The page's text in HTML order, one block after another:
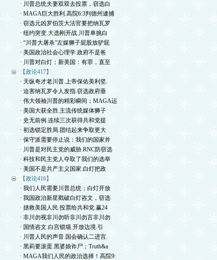
· 川普总统夫妻双双去投票，窃选白
· MAGA巨大胜利.高院6:3判德州逮捕
· 窃选元凶罗伯茨大法官要把纳瓦罗
· 纽约突变.大选刚开战.川普单挑白
· “川普大屠杀”左媒狮子屁股放驴屁
· 美国政治社会心理学.政府不是爸
· 川普对白灯；新美国：有罪，直至
【政论417】
· 天纵奇才老川普.上帝保佑美利坚.
· 迫害纳瓦罗令人发指.窃选政府垂
· 伟大领袖川普的精彩瞬间；MAGA运
· 美国大获全胜.主流传统媒体狮子
· 史无前例.连续三次获得共和党提
· 初选锁定胜局.团结起来争取更大
· 保守派需要停止说：我们的国家并
· 川普是对民主党的威胁.RNC防窃选
· 科技和民主党人夺取了我们的选举
· 美国不是共产主义国家.白灯把政
【政论416】
· 我们人民需要川普总统；白灯开放
· 我国政治新星戳破白灯咨文，窃选
· 拯救美国人民.投票给共和党.赢24
· 非川勿视非川勿听非川勿言非川勿
· 国情咨文.白宫锁墙.开放边境.引
· 川普人民的声音.国会确认二进宫.
· 黑莉要滚蛋.黑婆娘诈尸；Truth&a
· MAGA我们人民的政治选择！高院9: